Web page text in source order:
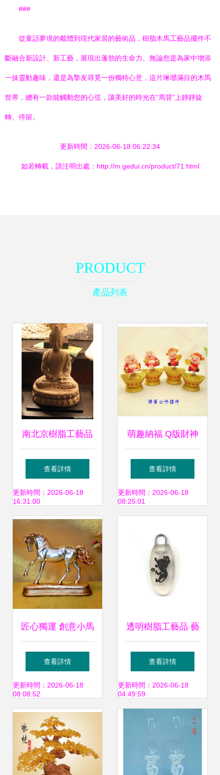
###
從童話夢境的載體到現代家居的藝術品，樹脂木馬工藝品擺件不
斷融合新設計、新工藝，展現出蓬勃的生命力。無論您是為家中增添
一抹靈動趣味，還是為摯友尋覓一份獨特心意，這片琳瑯滿目的木馬
世界，總有一款能觸動您的心弦，讓美好的時光在“馬背”上靜靜旋
轉、停留。
更新時間：2026-06-18 06:22:34
如若轉載，請注明出處：http://m.gedui.cn/product/71.html
PRODUCT
產品列表
南北京樹脂工藝品
產業比較 以北京與
深圳為例
查看詳情
更新時間：2026-06-18
16:31:00
萌趣納福 Q版財神
彈簧車載公仔，義
烏藍喵電商的樹脂
查看詳情
更新時間：2026-06-18
08:25:01
匠心獨運 創意小馬
樹脂擺件與工藝
扇，點亮家居藝術
空間
查看詳情
更新時間：2026-06-18
08:08:52
透明樹脂工藝品 藝
術與工藝的完美融
合
查看詳情
更新時間：2026-06-18
04:49:59